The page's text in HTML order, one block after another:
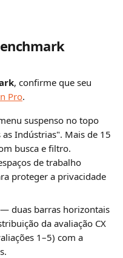
, confirme que seu
Pro.
suspenso no topo
Indústrias". Mais de 15
busca e filtro.
de trabalho
proteger a privacidade
— duas barras horizontais
da avaliação CX
1–5) com a